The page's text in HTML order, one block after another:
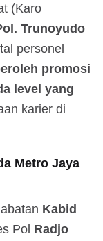
(Karo
Trunoyudo
personel
promosi
level yang
karier di
Metro Jaya
Kabid
Pol Radjo